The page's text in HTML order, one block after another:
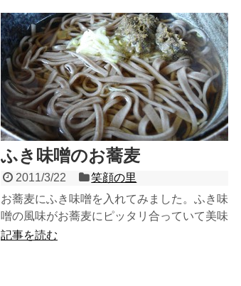
ふき味噌のお蕎麦
2011/3/22
笑顔の里
お蕎麦にふき味噌を入れてみました。ふき味
噌の風味がお蕎麦にピッタリ合っていて美味
です。これから山の雪解けとともに、天然の
記事を読む